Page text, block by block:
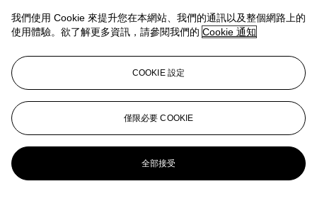
查看全部
查看全部
我們使用 Cookie 來提升您在本網站、我們的通訊以及整個網路上的
使用體驗。欲了解更多資訊，請參閱我們的 Cookie 通知
COOKIE 設定
僅限必要 COOKIE
全部接受